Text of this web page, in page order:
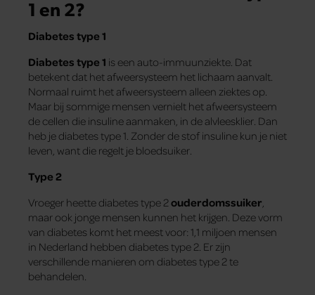
1 en 2?
Diabetes type 1
Diabetes type 1 is een auto-immuunziekte. Dat
betekent dat het afweersysteem het lichaam aanvalt.
Normaal ruimt het afweersysteem alleen ziektes op.
Maar bij sommige mensen vernielt het afweersysteem
de cellen die insuline aanmaken, in de alvleesklier. Dan
heb je diabetes type 1. Zonder de stof insuline kun je niet
leven, want die regelt je bloedsuiker.
Type 2
Vroeger heette diabetes type 2ouderdomssuiker,
maar ook jonge mensen kunnen het krijgen. Deze vorm
van diabetes komt het meest voor: 1,1 miljoen mensen
in Nederland hebben diabetes type 2. Er zijn
verschillende manieren om diabetes type 2 te
behandelen.